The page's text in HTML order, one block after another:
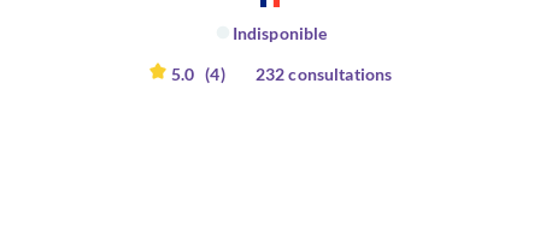
Indisponible
5.0 (4) 232 consultations